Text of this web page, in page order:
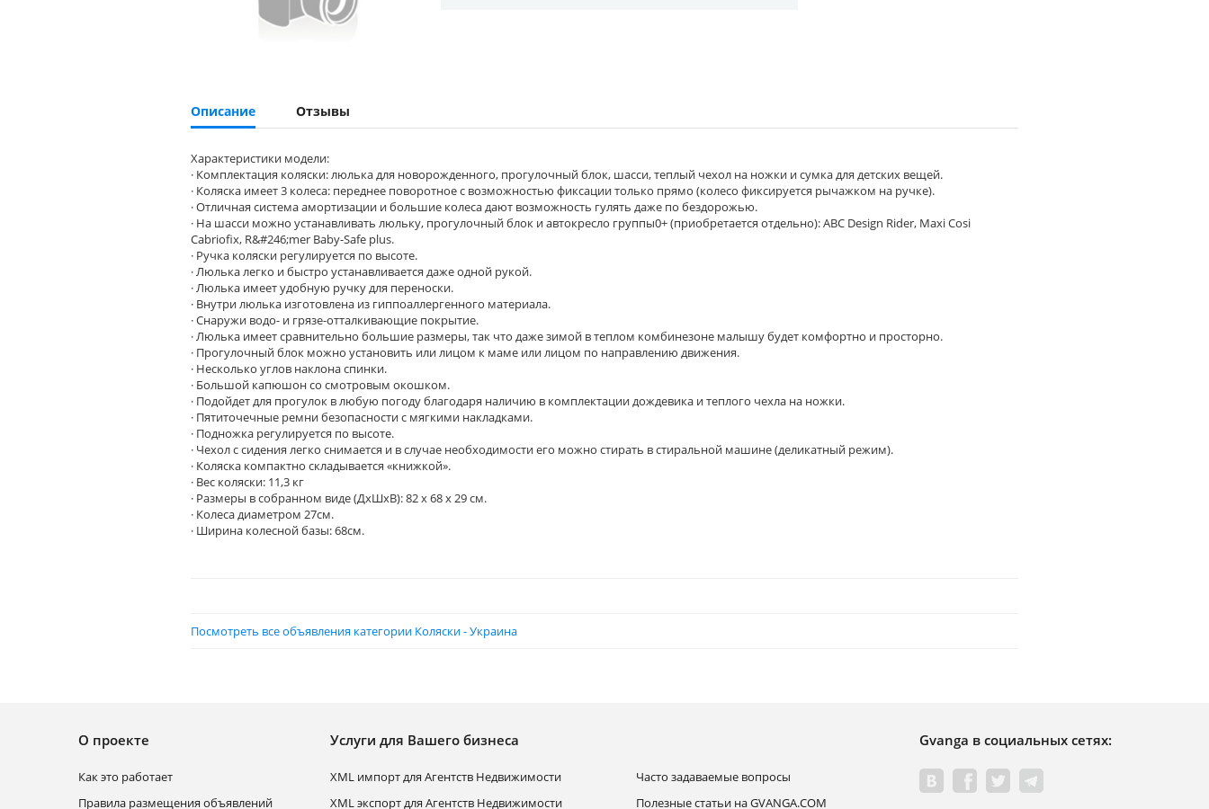
Описание Отзывы
Характеристики модели:
· Комплектация коляски: люлька для новорожденного, прогулочный блок, шасси, теплый чехол на ножки и сумка для детских вещей.
· Коляска имеет 3 колеса: переднее поворотное с возможностью фиксации только прямо (колесо фиксируется рычажком на ручке).
· Отличная система амортизации и большие колеса дают возможность гулять даже по бездорожью.
· На шасси можно устанавливать люльку, прогулочный блок и автокресло группы0+ (приобретается отдельно): ABC Design Rider, Maxi Cosi
Cabriofix, R&#246;mer Baby-Safe plus.
· Ручка коляски регулируется по высоте.
· Люлька легко и быстро устанавливается даже одной рукой.
· Люлька имеет удобную ручку для переноски.
· Внутри люлька изготовлена из гиппоаллергенного материала.
· Снаружи водо- и грязе-отталкивающие покрытие.
· Люлька имеет сравнительно большие размеры, так что даже зимой в теплом комбинезоне малышу будет комфортно и просторно.
· Прогулочный блок можно установить или лицом к маме или лицом по направлению движения.
· Несколько углов наклона спинки.
· Большой капюшон со смотровым окошком.
· Подойдет для прогулок в любую погоду благодаря наличию в комплектации дождевика и теплого чехла на ножки.
· Пятиточечные ремни безопасности с мягкими накладками.
· Подножка регулируется по высоте.
· Чехол с сидения легко снимается и в случае необходимости его можно стирать в стиральной машине (деликатный режим).
· Коляска компактно складывается «книжкой».
· Вес коляски: 11,3 кг
· Размеры в собранном виде (ДхШхВ): 82 x 68 x 29 см.
· Колеса диаметром 27см.
· Ширина колесной базы: 68см.
Посмотреть все объявления категории Коляски - Украина
О проекте
Как это работает
Правила размещения объявлений
Услуги для Вашего бизнеса
XML импорт для Агентств Недвижимости
XML экспорт для Агентств Недвижимости
Часто задаваемые вопросы
Полезные статьи на GVANGA.COM
Gvanga в социальных сетях: